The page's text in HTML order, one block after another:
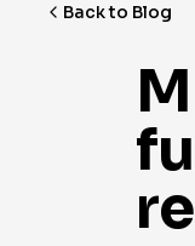
Back to Blog